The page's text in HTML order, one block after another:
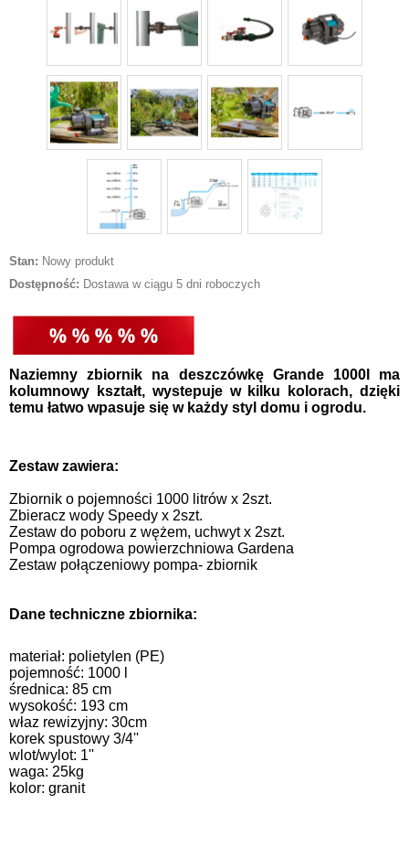
Stan: Nowy produkt
Dostępność: Dostawa w ciągu 5 dni roboczych
Naziemny zbiornik na deszczówkę Grande 1000l ma
kolumnowy kształt, wystepuje w kilku kolorach, dzięki
temu łatwo wpasuje się w każdy styl domu i ogrodu.
Zestaw zawiera:
Zbiornik o pojemności 1000 litrów x 2szt.
Zbieracz wody Speedy x 2szt.
Zestaw do poboru z wężem, uchwyt x 2szt.
Pompa ogrodowa powierzchniowa Gardena
Zestaw połączeniowy pompa- zbiornik
Dane techniczne zbiornika:
materiał: polietylen (PE)
pojemność: 1000 l
średnica: 85 cm
wysokość: 193 cm
właz rewizyjny: 30cm
korek spustowy 3/4''
wlot/wylot: 1''
waga: 25kg
kolor: granit